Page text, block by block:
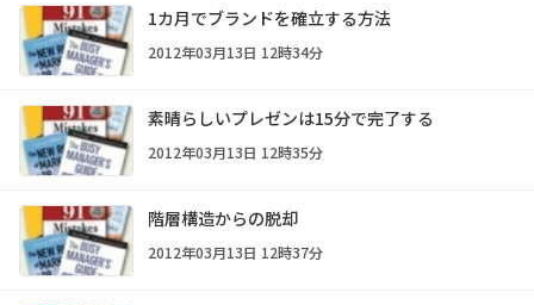
1カ月でブランドを確立する方法
2012年03月13日 12時34分
素晴らしいプレゼンは15分で完了する
2012年03月13日 12時35分
階層構造からの脱却
2012年03月13日 12時37分